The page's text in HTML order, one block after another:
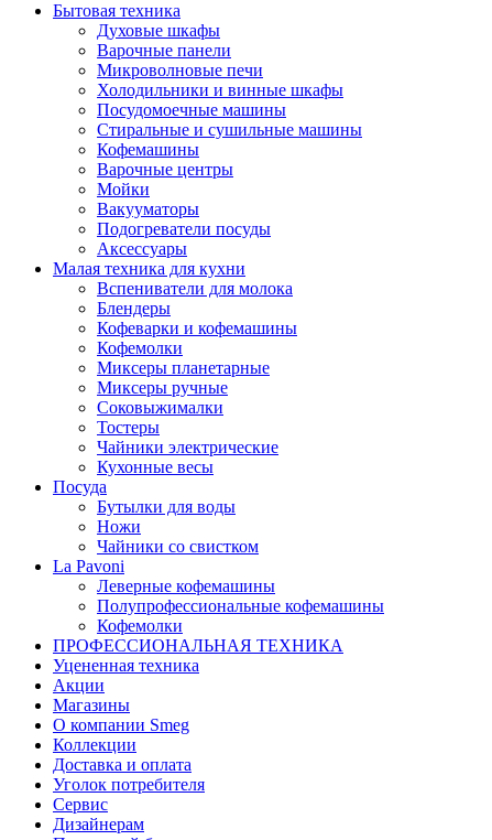
Бытовая техника
Духовые шкафы
Варочные панели
Микроволновые печи
Холодильники и винные шкафы
Посудомоечные машины
Стиральные и сушильные машины
Кофемашины
Варочные центры
Мойки
Вакууматоры
Подогреватели посуды
Аксессуары
Малая техника для кухни
Вспениватели для молока
Блендеры
Кофеварки и кофемашины
Кофемолки
Миксеры планетарные
Миксеры ручные
Соковыжималки
Тостеры
Чайники электрические
Кухонные весы
Посуда
Бутылки для воды
Ножи
Чайники со свистком
La Pavoni
Леверные кофемашины
Полупрофессиональные кофемашины
Кофемолки
ПРОФЕССИОНАЛЬНАЯ ТЕХНИКА
Уцененная техника
Акции
Магазины
О компании Smeg
Коллекции
Доставка и оплата
Уголок потребителя
Сервис
Дизайнерам